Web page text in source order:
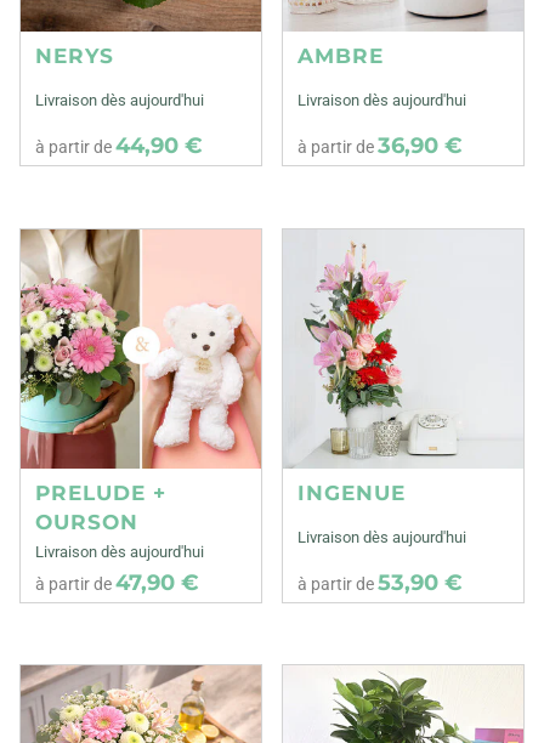
NERYS
Livraison dès aujourd'hui
à partir de44,90 €
AMBRE
Livraison dès aujourd'hui
à partir de36,90 €
PRELUDE +
OURSON
Livraison dès aujourd'hui
à partir de47,90 €
INGENUE
Livraison dès aujourd'hui
à partir de53,90 €